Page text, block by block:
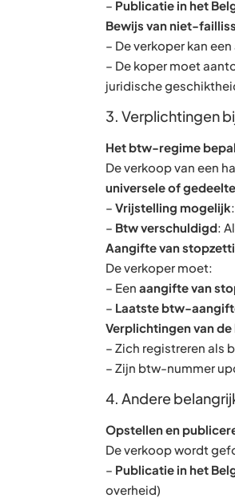
– Publicatie in het
Bewijs van niet-
– De verkoper kan
– De koper moet
juridische
3. Verplichtingen
Het btw-regime
De verkoop van een
universele of
– Vrijstelling mogelijk
– Btw verschuldigd:
Aangifte van
De verkoper moet:
– Een aangifte van
– Laatste btw-
Verplichtingen van
– Zich registreren als
– Zijn btw-nummer
4. Andere
Opstellen en
De verkoop wordt
– Publicatie in het
overheid)